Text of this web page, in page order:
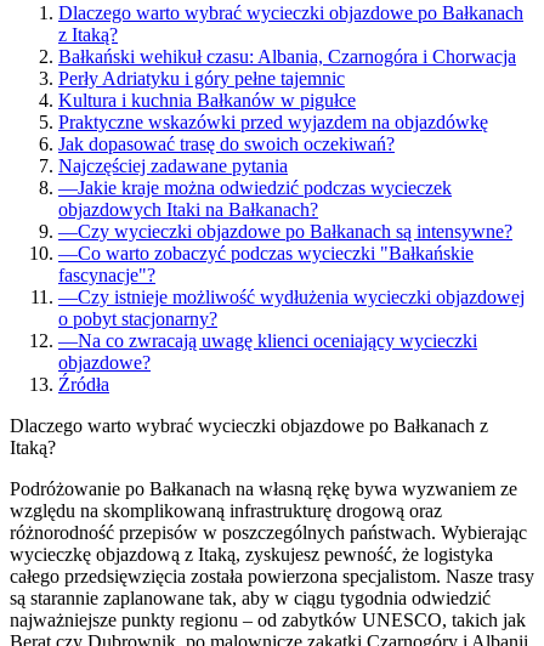
Dlaczego warto wybrać wycieczki objazdowe po Bałkanach
z Itaką?
Bałkański wehikuł czasu: Albania, Czarnogóra i Chorwacja
Perły Adriatyku i góry pełne tajemnic
Kultura i kuchnia Bałkanów w pigułce
Praktyczne wskazówki przed wyjazdem na objazdówkę
Jak dopasować trasę do swoich oczekiwań?
Najczęściej zadawane pytania
—Jakie kraje można odwiedzić podczas wycieczek
objazdowych Itaki na Bałkanach?
—Czy wycieczki objazdowe po Bałkanach są intensywne?
—Co warto zobaczyć podczas wycieczki "Bałkańskie
fascynacje"?
—Czy istnieje możliwość wydłużenia wycieczki objazdowej
o pobyt stacjonarny?
—Na co zwracają uwagę klienci oceniający wycieczki
objazdowe?
Źródła
Dlaczego warto wybrać wycieczki objazdowe po Bałkanach z
Itaką?
Podróżowanie po Bałkanach na własną rękę bywa wyzwaniem ze
względu na skomplikowaną infrastrukturę drogową oraz
różnorodność przepisów w poszczególnych państwach. Wybierając
wycieczkę objazdową z Itaką, zyskujesz pewność, że logistyka
całego przedsięwzięcia została powierzona specjalistom. Nasze trasy
są starannie zaplanowane tak, aby w ciągu tygodnia odwiedzić
najważniejsze punkty regionu – od zabytków UNESCO, takich jak
Berat czy Dubrownik, po malownicze zakątki Czarnogóry i Albanii